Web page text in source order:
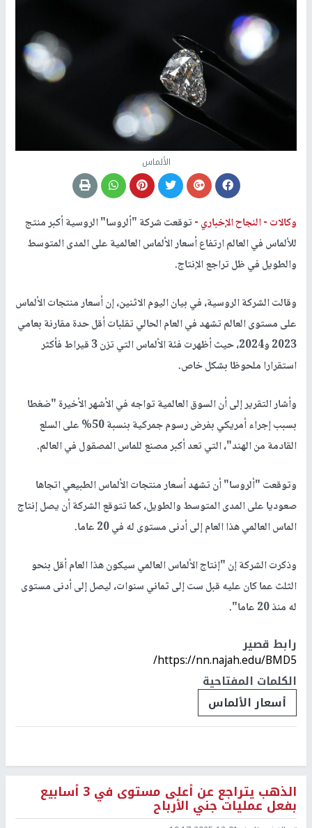
الألماس
وكالات -النجاح الإخباري -توقعت شركة "ألروسا" الروسية أكبر منتج
للألماس في العالم ارتفاع أسعار الألماس العالمية على المدى المتوسط
والطويل في ظل تراجع الإنتاج.
وقالت الشركة الروسية، في بيان اليوم الاثنين، إن أسعار منتجات الألماس
على مستوى العالم تشهد في العام الحالي تقلبات أقل حدة مقارنة بعامي
2023 و2024، حيث أظهرت فئة الألماس التي تزن 3 قيراط فأكثر
استقرارا ملحوظا بشكل خاص.
وأشار التقرير إلى أن السوق العالمية تواجه في الأشهر الأخيرة "ضغطا
بسبب إجراء أمريكي بفرض رسوم جمركية بنسبة 50% على السلع
القادمة من الهند"، التي تعد أكبر مصنع للماس المصقول في العالم.
وتوقعت "ألروسا" أن تشهد أسعار منتجات الألماس الطبيعي اتجاها
صعوديا على المدى المتوسط والطويل، كما تتوقع الشركة أن يصل إنتاج
الماس العالمي هذا العام إلى أدنى مستوى له في 20 عاما.
وذكرت الشركة إن "إنتاج الألماس العالمي سيكون هذا العام أقل بنحو
الثلث عما كان عليه قبل ست إلى ثماني سنوات، ليصل إلى أدنى مستوى
له منذ 20 عاما".
رابط قصير
https://nn.najah.edu/BMD5/
الكلمات المفتاحية
أسعار الألماس
الذهب يتراجع عن أعلى مستوى في 3 أسابيع
بفعل عمليات جني الأرباح